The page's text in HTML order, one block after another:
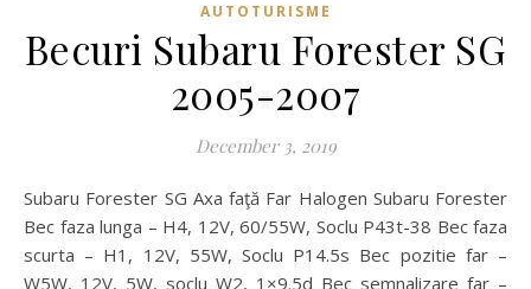
AUTOTURISME
Becuri Subaru Forester SG
2005-2007
December 3, 2019
Subaru Forester SG Axa faţă Far Halogen Subaru Forester
Bec faza lunga – H4, 12V, 60/55W, Soclu P43t-38 Bec faza
scurta – H1, 12V, 55W, Soclu P14.5s Bec pozitie far –
W5W, 12V, 5W, soclu W2, 1×9.5d Bec semnalizare far –